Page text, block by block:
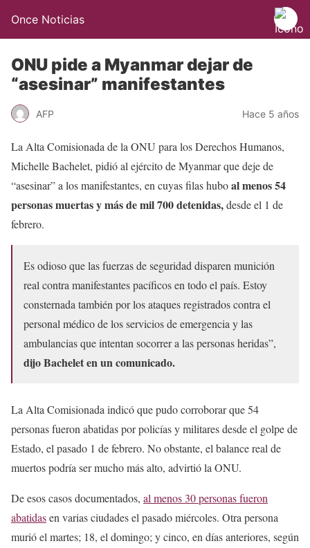
Once Noticias
ONU pide a Myanmar dejar de
“asesinar” manifestantes
AFP Hace 5 años
La Alta Comisionada de la ONU para los Derechos Humanos,
Michelle Bachelet, pidió al ejército de Myanmar que deje de
“asesinar” a los manifestantes, en cuyas filas huboal menos 54
personas muertas y más de mil 700 detenidas,desde el 1 de
febrero.
Es odioso que las fuerzas de seguridad disparen munición
real contra manifestantes pacíficos en todo el país. Estoy
consternada también por los ataques registrados contra el
personal médico de los servicios de emergencia y las
ambulancias que intentan socorrer a las personas heridas”,
dijo Bachelet en un comunicado.
La Alta Comisionada indicó que pudo corroborar que 54
personas fueron abatidas por policías y militares desde el golpe de
Estado, el pasado 1 de febrero. No obstante, el balance real de
muertos podría ser mucho más alto, advirtió la ONU.
De esos casos documentados, al menos 30 personas fueron
abatidasen varias ciudades el pasado miércoles. Otra persona
murió el martes; 18, el domingo; y cinco, en días anteriores, según